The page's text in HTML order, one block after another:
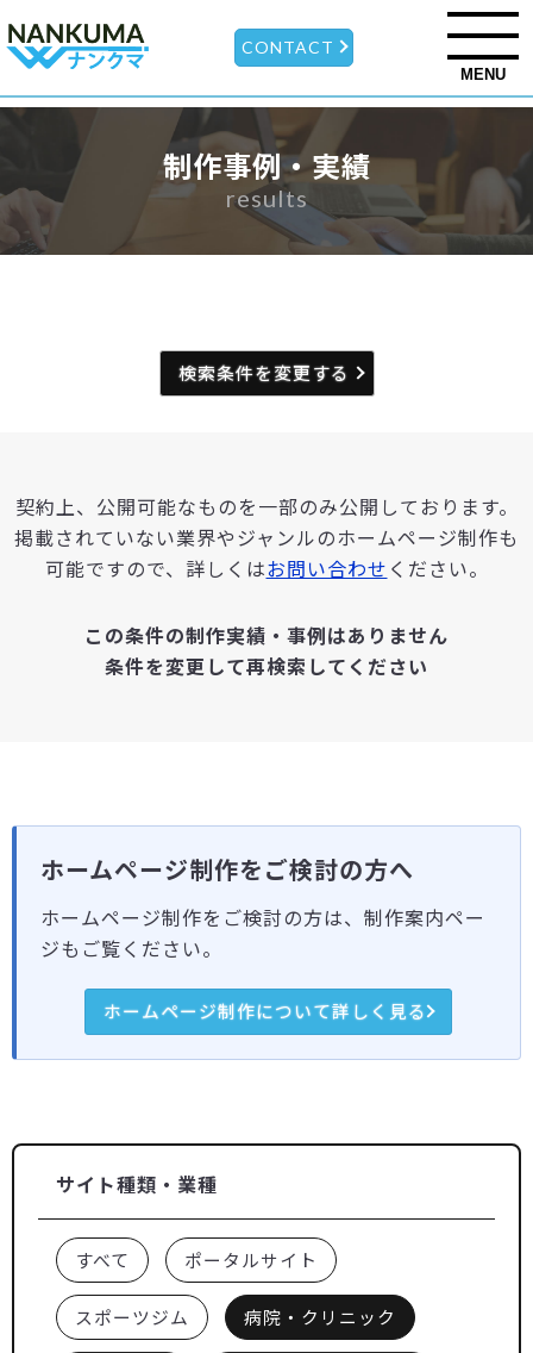
CONTACT
MENU
制作事例・実績
results
検索条件を変更する
契約上、公開可能なものを一部のみ公開しております。
掲載されていない業界やジャンルのホームページ制作も
可能ですので、詳しくはお問い合わせ ください。
この条件の制作実績・事例はありません
条件を変更して再検索してください
ホームページ制作をご検討の方へ
ホームページ制作をご検討の方は、制作案内ペー
ジもご覧ください。
ホームページ制作について詳しく見る
サイト種類・業種
すべて ポータルサイト
スポーツジム 病院・クリニック